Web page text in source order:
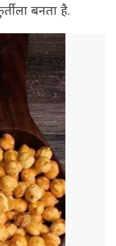
बनता है.